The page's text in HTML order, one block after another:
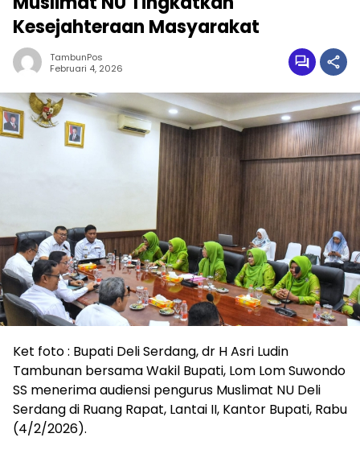
Kesejahteraan Masyarakat
TambunPos
Februari 4, 2026
Ket foto : Bupati Deli Serdang, dr H Asri Ludin
Tambunan bersama Wakil Bupati, Lom Lom Suwondo
SS menerima audiensi pengurus Muslimat NU Deli
Serdang di Ruang Rapat, Lantai II, Kantor Bupati, Rabu
(4/2/2026).